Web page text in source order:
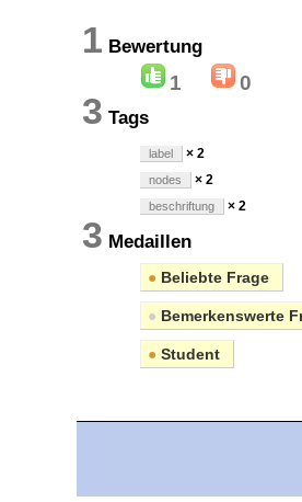
1 Bewertung
1 0
3 Tags
label × 2
nodes × 2
beschriftung × 2
3 Medaillen
● Beliebte Frage
● Bemerkenswerte
● Student